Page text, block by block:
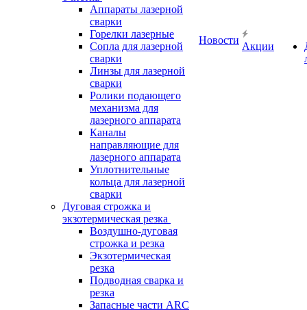
Аппараты лазерной
сварки
Горелки лазерные
Сопла для лазерной
сварки
Линзы для лазерной
сварки
Ролики подающего
механизма для
лазерного аппарата
Каналы
направляющие для
лазерного аппарата
Уплотнительные
кольца для лазерной
сварки
Дуговая строжка и
экзотермическая резка
Воздушно-дуговая
строжка и резка
Экзотермическая
резка
Подводная сварка и
резка
Запасные части ARC
Новости
Акции